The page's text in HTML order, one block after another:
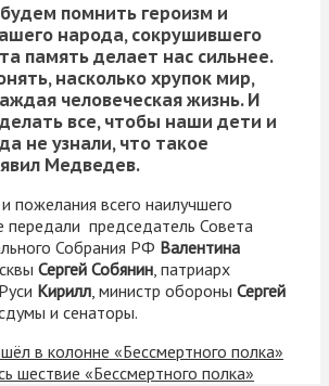
помнить героизм и
народа, сокрушившего
память делает нас сильнее.
насколько хрупок мир,
человеческая жизнь. И
все, чтобы наши дети и
не узнали, что такое
Медведев.
пожелания всего наилучшего
передали председатель Совета
Собрания РФ Валентина
Сергей Собянин , патриарх
Кирилл , министр обороны Сергей
и сенаторы.
в колонне «Бессмертного полка»
шествие «Бессмертного полка»